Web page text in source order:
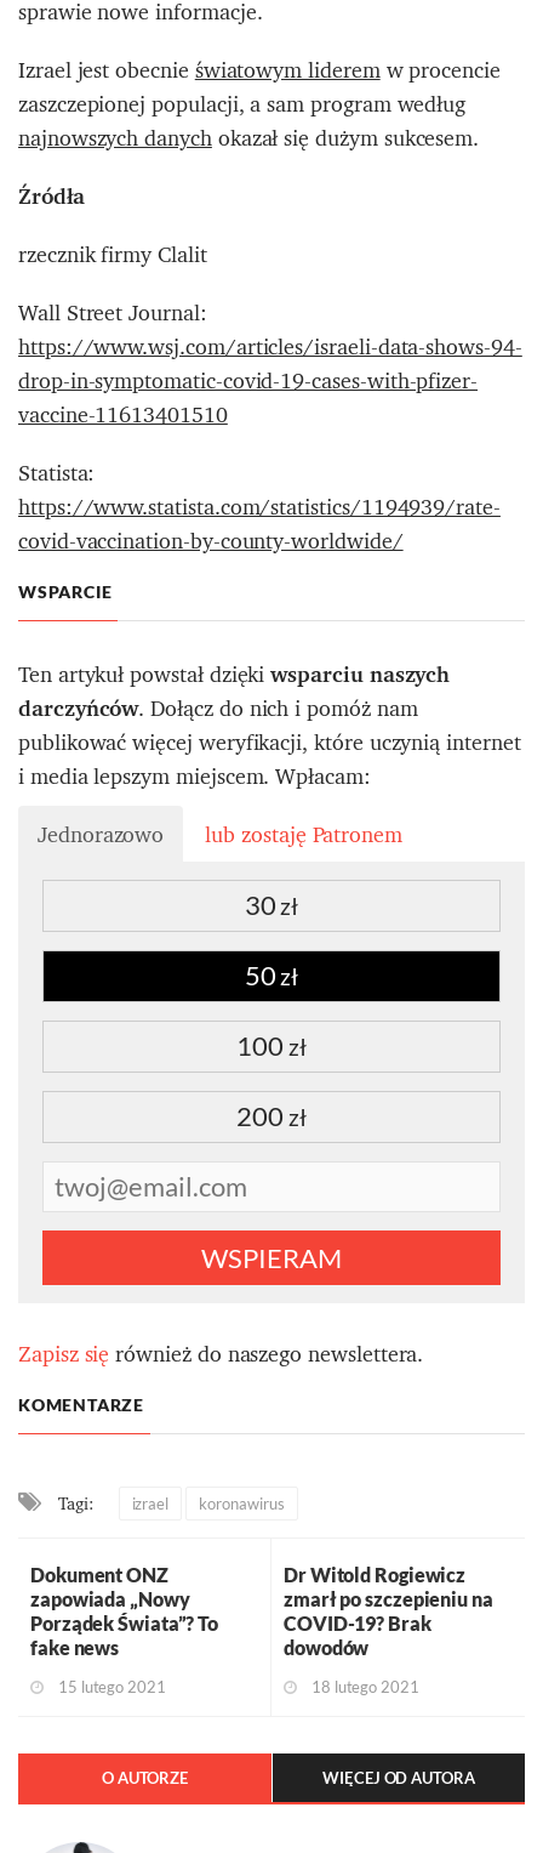
sprawie nowe informacje.
Izrael jest obecnieświatowym lideremw procencie
zaszczepionej populacji, a sam program według
najnowszych danychokazał się dużym sukcesem.
Źródła
rzecznik firmy Clalit
Wall Street Journal:
https://www.wsj.com/articles/israeli-data-shows-94-
drop-in-symptomatic-covid-19-cases-with-pfizer-
vaccine-11613401510
Statista:
https://www.statista.com/statistics/1194939/rate-
covid-vaccination-by-county-worldwide/
WSPARCIE
Ten artykuł powstał dziękiwsparciu naszych
darczyńców. Dołącz do nich i pomóż nam
publikować więcej weryfikacji, które uczynią internet
i media lepszym miejscem. Wpłacam:
Jednorazowo
lub zostaję Patronem
30 zł
50 zł
100 zł
200 zł
WSPIERAM
Zapisz sięrównież do naszego newslettera.
KOMENTARZE
Tagi: izrael koronawirus
Dokument ONZ
zapowiada „Nowy
Porządek Świata”? To
fake news
15 lutego 2021
Dr Witold Rogiewicz
zmarł po szczepieniu na
COVID-19? Brak
dowodów
18 lutego 2021
O AUTORZE WIĘCEJ OD AUTORA